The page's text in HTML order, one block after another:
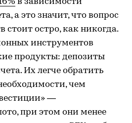
а это значит, что вопрос
стоит остро, как никогда.
инструментов
продукты: депозиты
Их легче обратить
чем
—
при этом они менее